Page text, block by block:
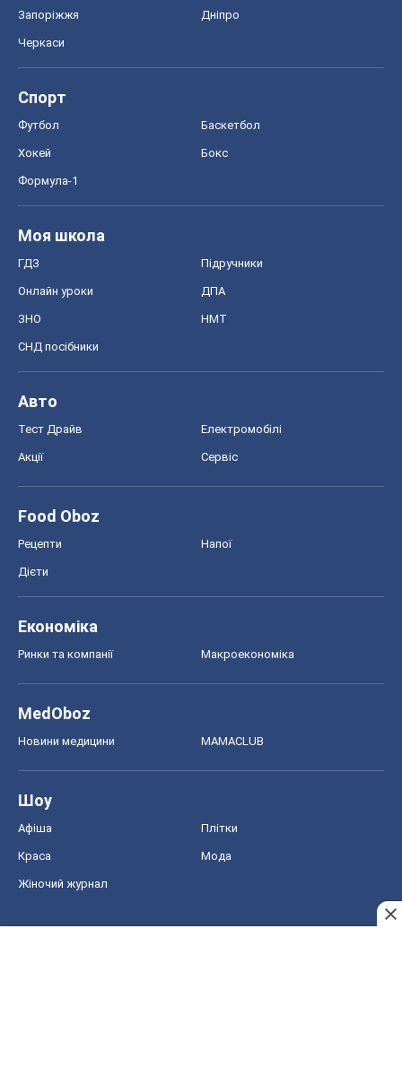
Запоріжжя Дніпро
Черкаси
Спорт
Футбол Баскетбол
Хокей Бокс
Формула-1
Моя школа
ГДЗ Підручники
Онлайн уроки ДПА
ЗНО НМТ
СНД посібники
Авто
Тест Драйв Електромобілі
Акції Сервіс
Food Oboz
Рецепти Напої
Дієти
Економіка
Ринки та компанії Макроекономіка
MedOboz
Новини медицини MAMACLUB
Шоу
Афіша Плітки
Краса Мода
Жіночий журнал